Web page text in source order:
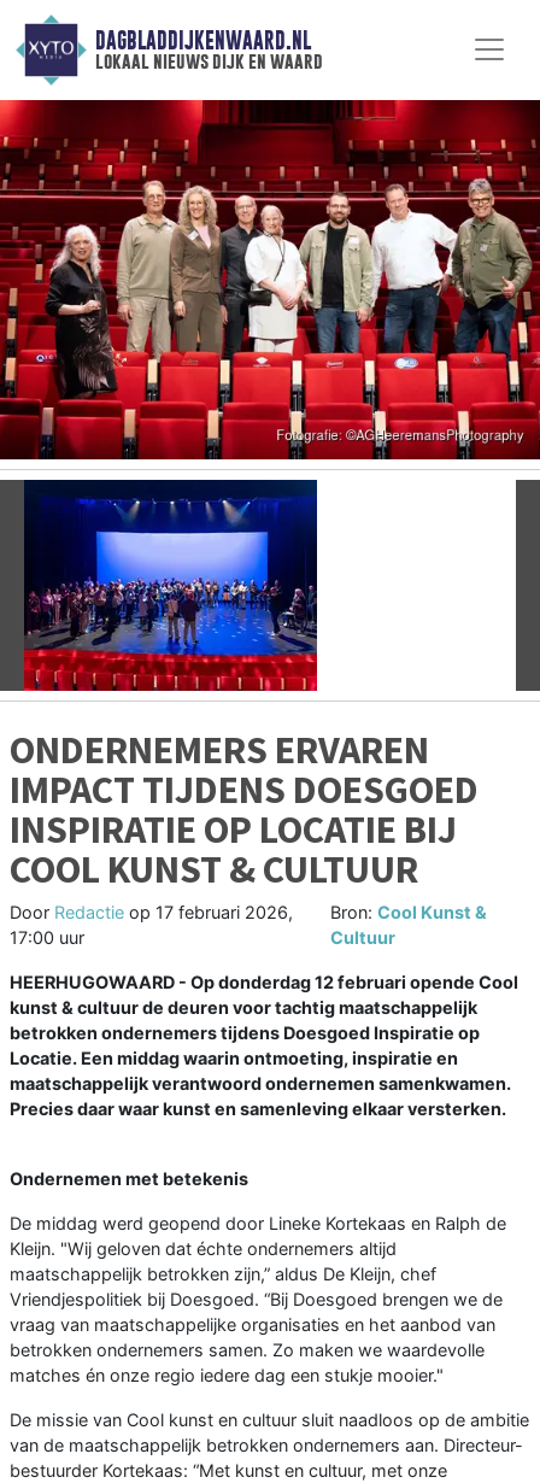
DAGBLADDIJKENWAARD.NL
lokaal nieuws dijk en waard
Vorige
ONDERNEMERS ERVAREN
IMPACT TIJDENS DOESGOED
INSPIRATIE OP LOCATIE BIJ
COOL KUNST & CULTUUR
Door Redactie op 17 februari 2026,
17:00 uur
Bron:Cool Kunst &
Cultuur
HEERHUGOWAARD - Op donderdag 12 februari opende Cool
kunst & cultuur de deuren voor tachtig maatschappelijk
betrokken ondernemers tijdens Doesgoed Inspiratie op
Locatie. Een middag waarin ontmoeting, inspiratie en
maatschappelijk verantwoord ondernemen samenkwamen.
Precies daar waar kunst en samenleving elkaar versterken.
Ondernemen met betekenis
De middag werd geopend door Lineke Kortekaas en Ralph de
Kleijn. "Wij geloven dat échte ondernemers altijd
maatschappelijk betrokken zijn,” aldus De Kleijn, chef
Vriendjespolitiek bij Doesgoed. “Bij Doesgoed brengen we de
vraag van maatschappelijke organisaties en het aanbod van
betrokken ondernemers samen. Zo maken we waardevolle
matches én onze regio iedere dag een stukje mooier."
De missie van Cool kunst en cultuur sluit naadloos op de ambitie
van de maatschappelijk betrokken ondernemers aan. Directeur-
bestuurder Kortekaas: “Met kunst en cultuur, met onze